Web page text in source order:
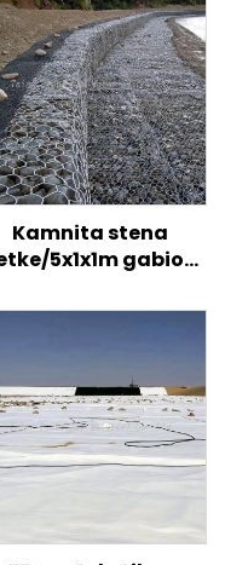
Kamnita stena
5x1x1m gabioni
škatla vel